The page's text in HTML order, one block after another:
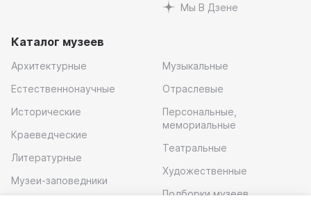
Мы В Дзене
Каталог музеев
Архитектурные
Естественнонаучные
Исторические
Краеведческие
Литературные
Музеи-заповедники
Музыкальные
Отраслевые
Персональные,
мемориальные
Театральные
Художественные
Подборки музеев